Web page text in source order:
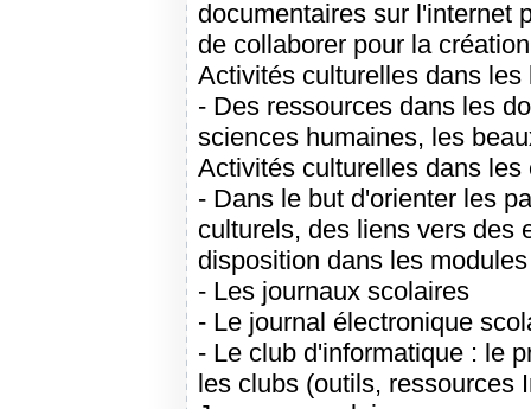
documentaires sur l'internet
de collaborer pour la
Activités culturelles dans
- Des ressources dans les
sciences humaines, les
Activités culturelles dans les
- Dans le but d'orienter les
culturels, des liens vers des
disposition dans les
- Les journaux scolaires
- Le journal électronique
- Le club d'informatique : le
les clubs (outils, ressources